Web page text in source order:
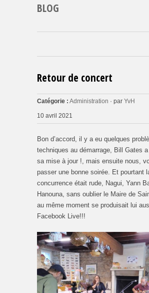
BLOG
Retour de concert
Catégorie : Administration · par YvH
10 avril 2021
Bon d’accord, il y a eu quelques
techniques au démarrage, Bill Gates
sa mise à jour !, mais ensuite nous,
passer une bonne soirée. Et pourtant
concurrence était rude, Nagui, Yann
Hanouna, sans oublier le Maire de
au même moment se produisait lui
Facebook Live!!!